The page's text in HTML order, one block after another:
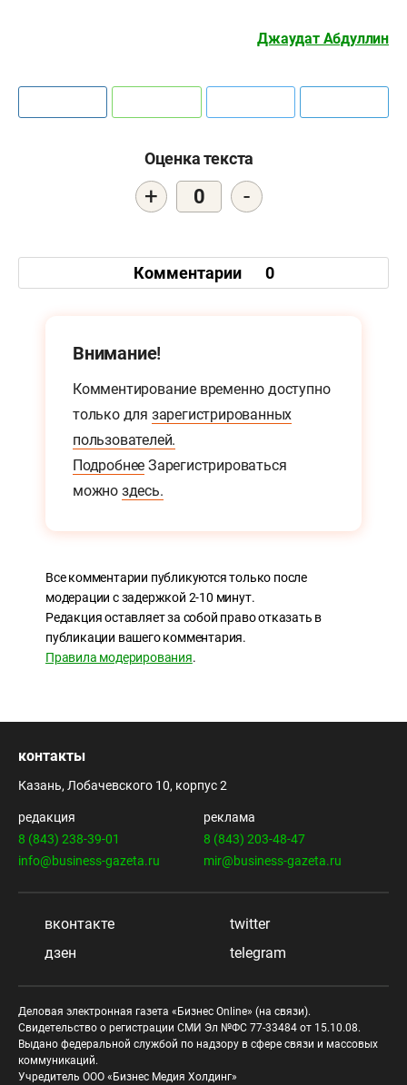
Джаудат Абдуллин
Оценка текста
+ 0 -
Комментарии 0
Внимание!
Комментирование временно доступно
только для зарегистрированных
пользователей.
Подробнее Зарегистрироваться
можно здесь.
Все комментарии публикуются только после
модерации с задержкой 2-10 минут.
Редакция оставляет за собой право отказать в
публикации вашего комментария.
Правила модерирования.
контакты
Казань, Лобачевского 10, корпус 2
редакция
8 (843) 238-39-01
info@business-gazeta.ru
реклама
8 (843) 203-48-47
mir@business-gazeta.ru
вконтакте
twitter
дзен
telegram
Деловая электронная газета «Бизнес Online» (на связи).
Свидетельство о регистрации СМИ Эл №ФС 77-33484 от 15.10.08.
Выдано федеральной службой по надзору в сфере связи и массовых
коммуникаций.
Учредитель ООО «Бизнес Медия Холдинг»